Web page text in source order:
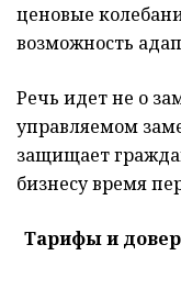
ценовые
возможность
Речь идет не о
управляемом
защищает
бизнесу время
Тарифы и